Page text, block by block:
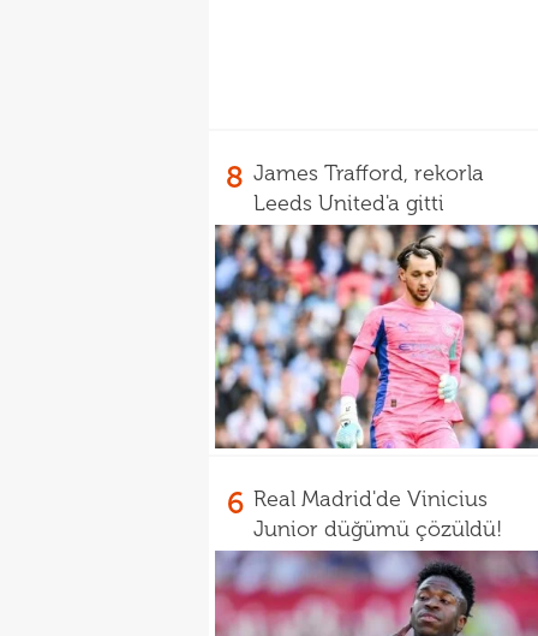
8 James Trafford, rekorla
Leeds United'a gitti
6 Real Madrid'de Vinicius
Junior düğümü çözüldü!